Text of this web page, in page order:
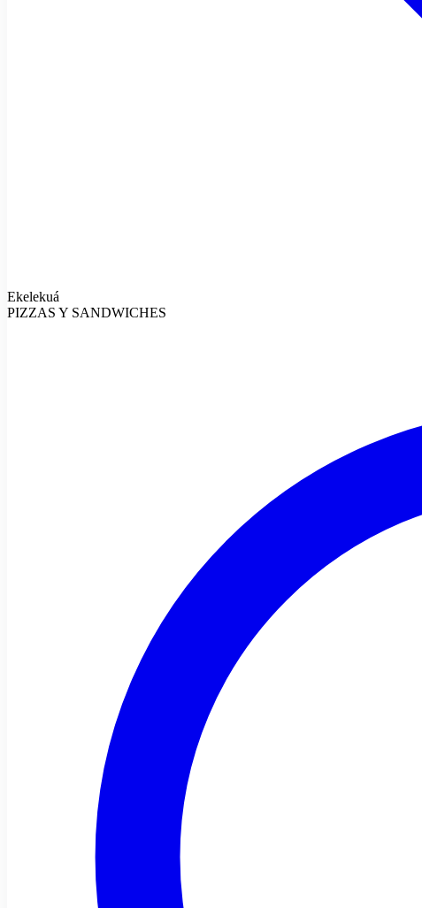
Ekelekuá
PIZZAS Y SANDWICHES